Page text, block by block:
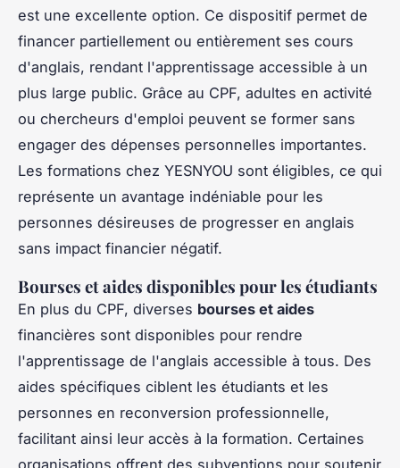
est une excellente option. Ce dispositif permet de
financer partiellement ou entièrement ses cours
d'anglais, rendant l'apprentissage accessible à un
plus large public. Grâce au CPF, adultes en activité
ou chercheurs d'emploi peuvent se former sans
engager des dépenses personnelles importantes.
Les formations chez YESNYOU sont éligibles, ce qui
représente un avantage indéniable pour les
personnes désireuses de progresser en anglais
sans impact financier négatif.
Bourses et aides disponibles pour les étudiants
En plus du CPF, diverses bourses et aides
financières sont disponibles pour rendre
l'apprentissage de l'anglais accessible à tous. Des
aides spécifiques ciblent les étudiants et les
personnes en reconversion professionnelle,
facilitant ainsi leur accès à la formation. Certaines